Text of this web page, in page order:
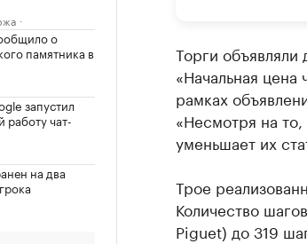
о
памятника в
запустил
чат-
на два
Торги
«Начальная цена
рамках
«Несмотря на
уменьшает их
Трое
Количество
Piguet) до 319